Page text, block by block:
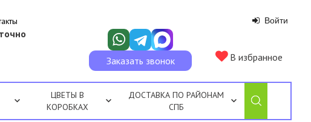
Войти
Заказать звонок В избранное
ЦВЕТЫ В
КОРОБКАХ
ДОСТАВКА ПО РАЙОНАМ
СПБ